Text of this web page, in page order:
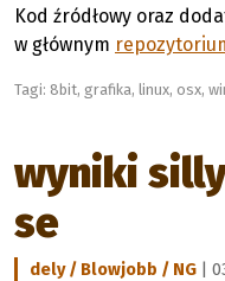
Kod źródłowy oraz
w głównym
Tagi: 8bit, grafika, linux, osx,
wyniki
se
dely / Blowjobb / NG |